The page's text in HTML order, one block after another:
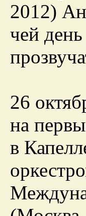
2012)
чей
26
на
в